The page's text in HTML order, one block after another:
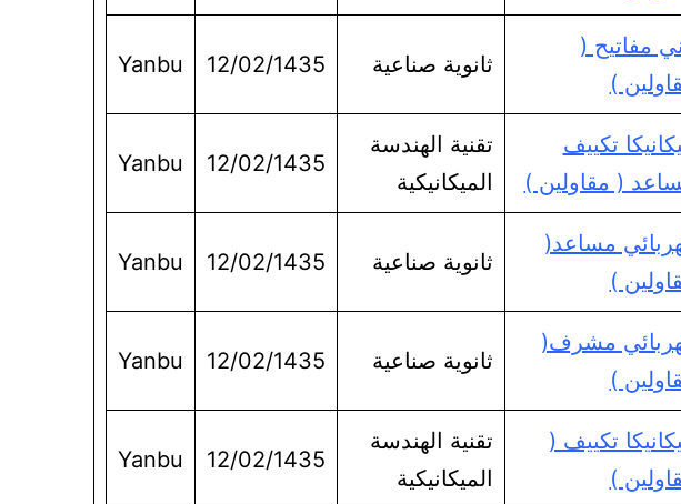
مفاتيح (
)
ثانوية صناعية 12/02/1435
Yanbu
تكييف
( مقاولين )
تقنية الهندسة
الميكانيكية
12/02/1435
Yanbu
مساعد(
)
ثانوية صناعية 12/02/1435
Yanbu
مشرف(
)
ثانوية صناعية 12/02/1435
Yanbu
تكييف (
)
تقنية الهندسة
الميكانيكية
12/02/1435
Yanbu